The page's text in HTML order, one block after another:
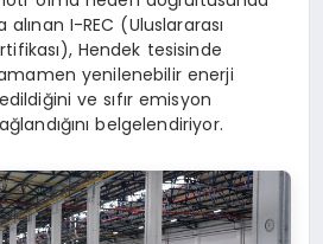
I-REC (Uluslararası
Hendek tesisinde
yenilenebilir enerji
ve sıfır emisyon
belgelendiriyor.